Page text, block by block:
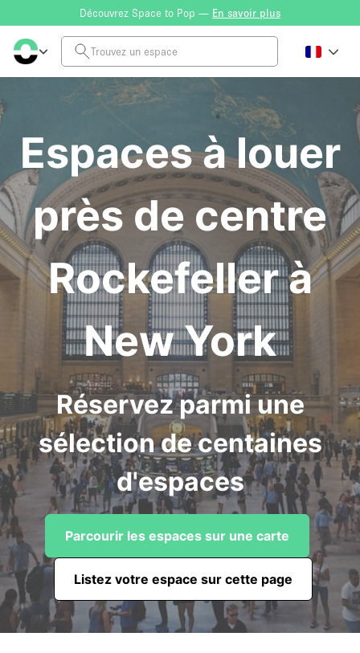
Découvrez Space to Pop — En savoir plus
Espaces à louer
près de centre
Rockefeller à
New York
Réservez parmi une
sélection de centaines
d'espaces
Parcourir les espaces sur une carte
Listez votre espace sur cette page